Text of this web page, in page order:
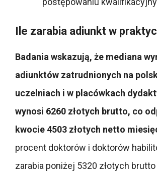
Ile zarabia adiunkt w
Badania wskazują, że mediana
adiunktów zatrudnionych na
uczelniach i w placówkach
wynosi 6260 złotych brutto, co
kwocie 4503 złotych netto
procent doktorów i doktorów
zarabia poniżej 5320 złotych